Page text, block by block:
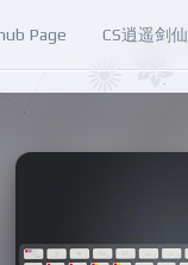
Page CS逍遥剑仙